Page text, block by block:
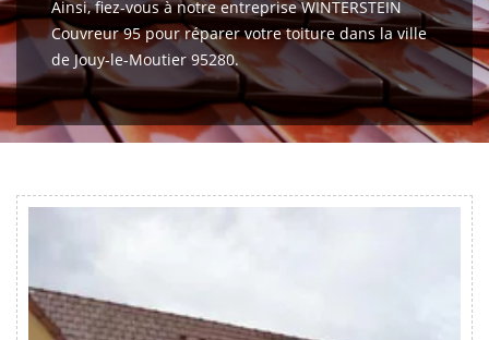
Ainsi, fiez-vous à notre entreprise WINTERSTEIN
Couvreur 95 pour réparer votre toiture dans la ville
de Jouy-le-Moutier 95280.